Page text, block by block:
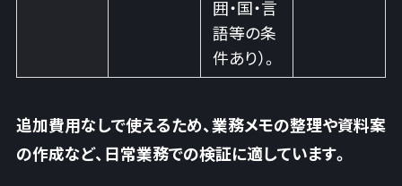
囲・国・言
語等の条
件あり）。
追加費用なしで使えるため、業務メモの整理や資料案
の作成など、日常業務での検証に適しています。